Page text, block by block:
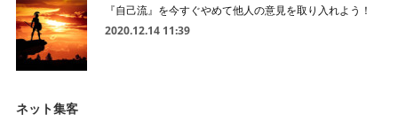
『自己流』を今すぐやめて他人の意見を取り入れよう！
2020.12.14 11:39
ネット集客